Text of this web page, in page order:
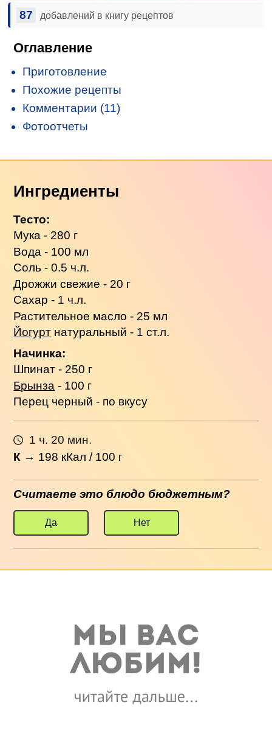
87 добавлений в книгу рецептов
Оглавление
Приготовление
Похожие рецепты
Комментарии (11)
Фотоотчеты
Ингредиенты
Тесто:
Мука - 280 г
Вода - 100 мл
Соль - 0.5 ч.л.
Дрожжи свежие - 20 г
Сахар - 1 ч.л.
Растительное масло - 25 мл
Йогурт натуральный - 1 ст.л.
Начинка:
Шпинат - 250 г
Брынза - 100 г
Перец черный - по вкусу
1 ч. 20 мин.
К → 198 кКал / 100 г
Считаете это блюдо бюджетным?
Да Нет